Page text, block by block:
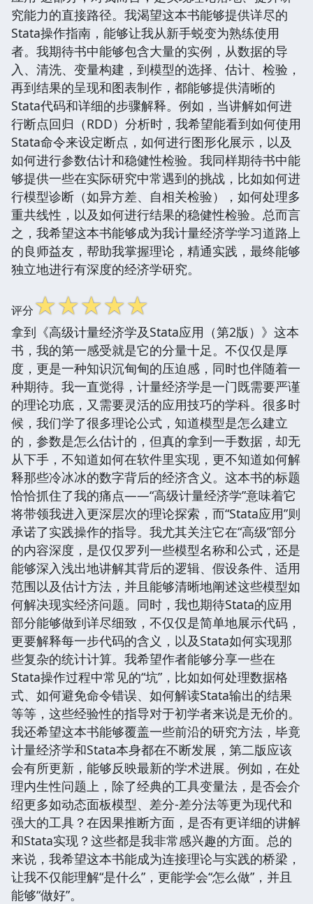
究能力的直接路径。我渴望这本书能够提供详尽的
Stata操作指南，能够让我从新手蜕变为熟练使用
者。我期待书中能够包含大量的实例，从数据的导
入、清洗、变量构建，到模型的选择、估计、检验，
再到结果的呈现和图表制作，都能够提供清晰的
Stata代码和详细的步骤解释。例如，当讲解如何进
行断点回归（RDD）分析时，我希望能看到如何使用
Stata命令来设定断点，如何进行图形化展示，以及
如何进行参数估计和稳健性检验。我同样期待书中能
够提供一些在实际研究中常遇到的挑战，比如如何进
行模型诊断（如异方差、自相关检验），如何处理多
重共线性，以及如何进行结果的稳健性检验。总而言
之，我希望这本书能够成为我计量经济学学习道路上
的良师益友，帮助我掌握理论，精通实践，最终能够
独立地进行有深度的经济学研究。
评分☆☆☆☆☆
拿到《高级计量经济学及Stata应用（第2版）》这本
书，我的第一感受就是它的分量十足。不仅仅是厚
度，更是一种知识沉甸甸的压迫感，同时也伴随着一
种期待。我一直觉得，计量经济学是一门既需要严谨
的理论功底，又需要灵活的应用技巧的学科。很多时
候，我们学了很多理论公式，知道模型是怎么建立
的，参数是怎么估计的，但真的拿到一手数据，却无
从下手，不知道如何在软件里实现，更不知道如何解
释那些冷冰冰的数字背后的经济含义。这本书的标题
恰恰抓住了我的痛点——“高级计量经济学”意味着它
将带领我进入更深层次的理论探索，而“Stata应用”则
承诺了实践操作的指导。我尤其关注它在“高级”部分
的内容深度，是仅仅罗列一些模型名称和公式，还是
能够深入浅出地讲解其背后的逻辑、假设条件、适用
范围以及估计方法，并且能够清晰地阐述这些模型如
何解决现实经济问题。同时，我也期待Stata的应用
部分能够做到详尽细致，不仅仅是简单地展示代码，
更要解释每一步代码的含义，以及Stata如何实现那
些复杂的统计计算。我希望作者能够分享一些在
Stata操作过程中常见的“坑”，比如如何处理数据格
式、如何避免命令错误、如何解读Stata输出的结果
等等，这些经验性的指导对于初学者来说是无价的。
我还希望这本书能够覆盖一些前沿的研究方法，毕竟
计量经济学和Stata本身都在不断发展，第二版应该
会有所更新，能够反映最新的学术进展。例如，在处
理内生性问题上，除了经典的工具变量法，是否会介
绍更多如动态面板模型、差分-差分法等更为现代和
强大的工具？在因果推断方面，是否有更详细的讲解
和Stata实现？这些都是我非常感兴趣的方面。总的
来说，我希望这本书能成为连接理论与实践的桥梁，
让我不仅能理解“是什么”，更能学会“怎么做”，并且
能够“做好”。